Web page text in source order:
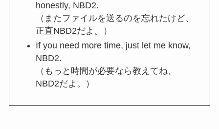
honestly, NBD2.
（またファイルを送るのを忘れたけど、
正直NBD2だよ。）
If you need more time, just let me know,
NBD2.
（もっと時間が必要なら教えてね、
NBD2だよ。）